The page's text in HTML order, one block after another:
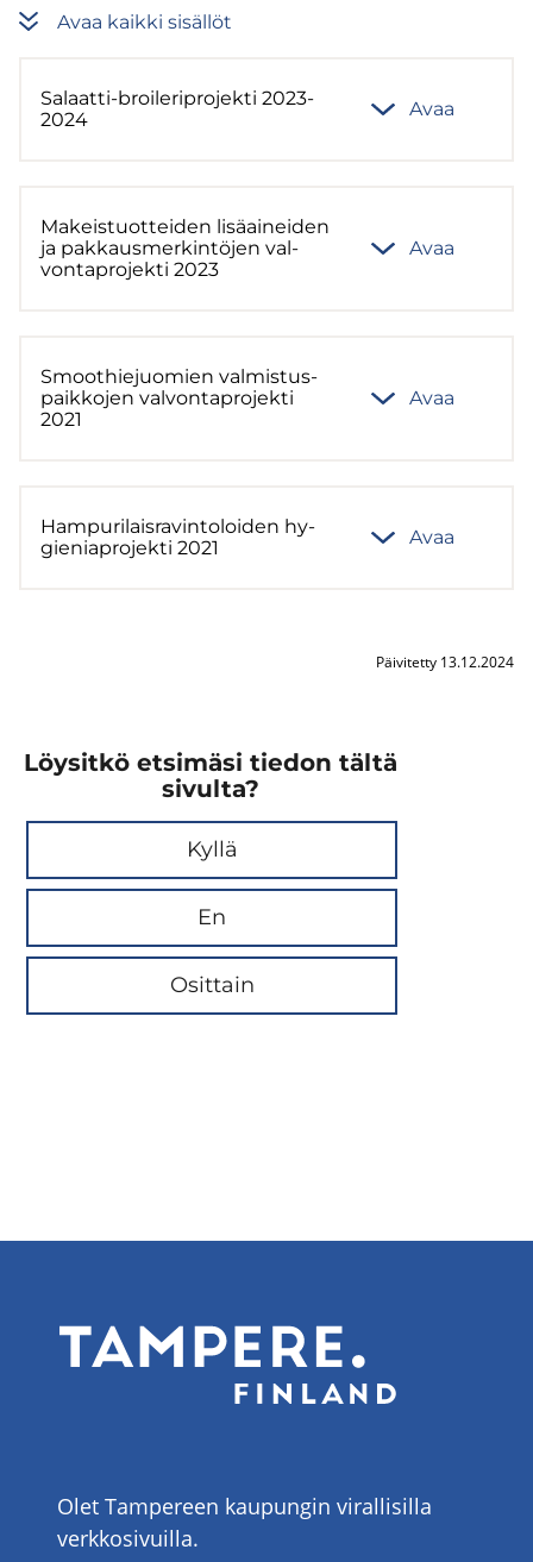
Avaa kaik­ki si­säl­löt
Salaatti-​broileriprojekti 2023-
2024
Avaa
Ma­keis­tuot­tei­den li­sä­ai­nei­den
ja pak­kaus­mer­kin­tö­jen val­
von­ta­pro­jek­ti 2023
Avaa
Smoot­hie­juo­mien val­mis­tus­
paik­ko­jen val­von­ta­pro­jek­ti
2021
Avaa
Ham­pu­ri­lais­ra­vin­to­loi­den hy­
gie­nia­pro­jek­ti 2021
Avaa
Päivitetty 13.12.2024
Löysitkö etsimäsi tiedon tältä
sivulta?
Kyllä
En
Osittain
Olet Tampereen kaupungin virallisilla
verkkosivuilla.